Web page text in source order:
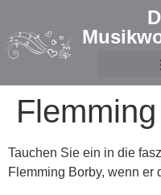
Tauchen Sie ein in die
Flemming Borby, wenn er